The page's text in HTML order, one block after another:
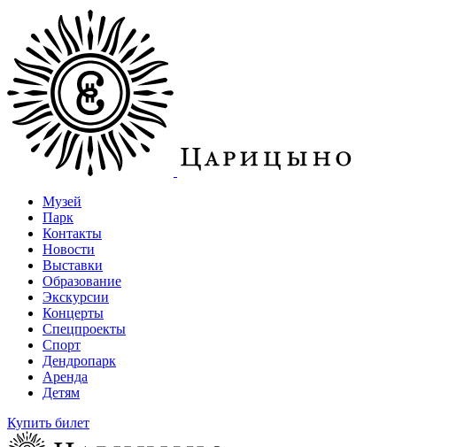
Музей
Парк
Контакты
Новости
Выставки
Образование
Экскурсии
Концерты
Спецпроекты
Спорт
Дендропарк
Аренда
Детям
Купить билет